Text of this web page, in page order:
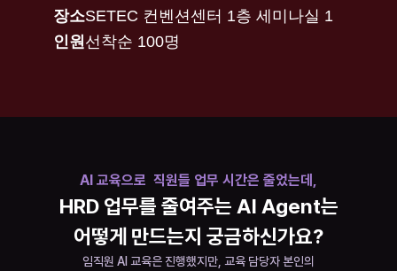
장소
인원
SETEC 컨벤션센터 1층 세미나실 1
선착순 100명
AI 교육으로  직원들 업무 시간은 줄었는데,
HRD 업무를 줄여주는 AI Agent는
어떻게 만드는지 궁금하신가요?
임직원 AI 교육은 진행했지만, 교육 담당자 본인의